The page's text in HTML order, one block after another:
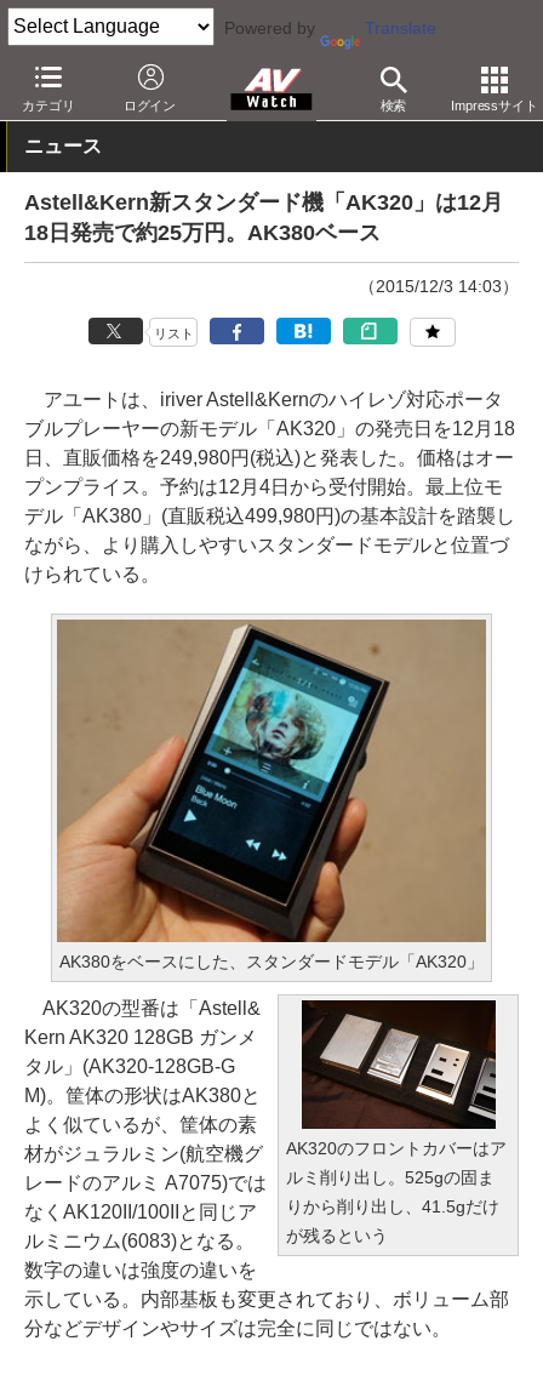
Powered by Translate
カテゴリ ログイン 検索 Impressサイト
AV Watch 製品 ポータブルオーディオ Astell & Kern
ニュース
Astell&Kern新スタンダード機「AK320」は12月
18日発売で約25万円。AK380ベース
（2015/12/3 14:03）
リスト
アユートは、iriver Astell&Kernのハイレゾ対応ポータ
ブルプレーヤーの新モデル「AK320」の発売日を12月18
日、直販価格を249,980円(税込)と発表した。価格はオー
プンプライス。予約は12月4日から受付開始。最上位モ
デル「AK380」(直販税込499,980円)の基本設計を踏襲し
ながら、より購入しやすいスタンダードモデルと位置づ
けられている。
AK380をベースにした、スタンダードモデル「AK320」
AK320のフロントカバーはア
ルミ削り出し。525gの固ま
りから削り出し、41.5gだけ
が残るという
AK320の型番は「Astell&
Kern AK320 128GB ガンメ
タル」(AK320-128GB-G
M)。筐体の形状はAK380と
よく似ているが、筐体の素
材がジュラルミン(航空機グ
レードのアルミ A7075)では
なくAK120II/100IIと同じア
ルミニウム(6083)となる。
数字の違いは強度の違いを
示している。内部基板も変更されており、ボリューム部
分などデザインやサイズは完全に同じではない。